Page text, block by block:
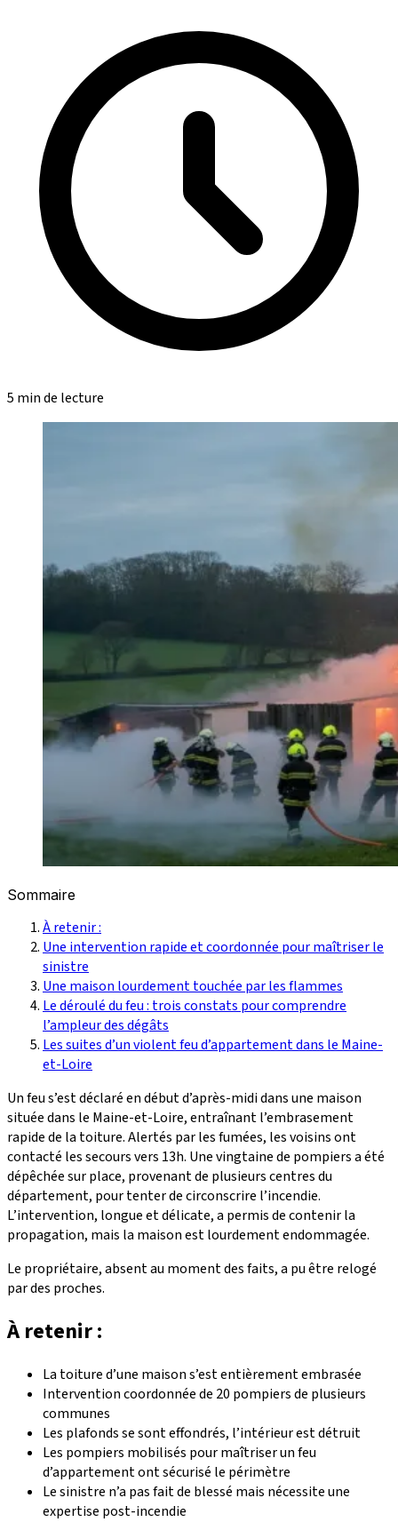
5 min de lecture
Sommaire
À retenir :
Une intervention rapide et coordonnée pour maîtriser le
sinistre
Une maison lourdement touchée par les flammes
Le déroulé du feu : trois constats pour comprendre
l’ampleur des dégâts
Les suites d’un violent feu d’appartement dans le Maine-
et-Loire
Un feu s’est déclaré en début d’après-midi dans une maison
située dans le Maine-et-Loire, entraînant l’embrasement
rapide de la toiture. Alertés par les fumées, les voisins ont
contacté les secours vers 13h. Une vingtaine de pompiers a été
dépêchée sur place, provenant de plusieurs centres du
département, pour tenter de circonscrire l’incendie.
L’intervention, longue et délicate, a permis de contenir la
propagation, mais la maison est lourdement endommagée.
Le propriétaire, absent au moment des faits, a pu être relogé
par des proches.
À retenir :
La toiture d’une maison s’est entièrement embrasée
Intervention coordonnée de 20 pompiers de plusieurs
communes
Les plafonds se sont effondrés, l’intérieur est détruit
Les pompiers mobilisés pour maîtriser un feu
d’appartement ont sécurisé le périmètre
Le sinistre n’a pas fait de blessé mais nécessite une
expertise post-incendie